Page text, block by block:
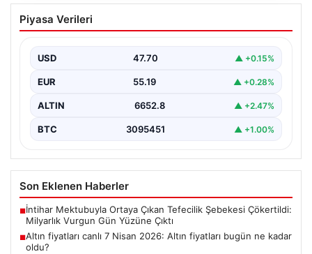
Altın fiyatları canlı 7 Nisan 2026: Altın
fiyatları bugün ne kadar oldu?
Piyasa Verileri
USD 47.70 ▲ +0.15%
EUR 55.19 ▲ +0.28%
ALTIN 6652.8 ▲ +2.47%
BTC 3095451 ▲ +1.00%
Son Eklenen Haberler
■İntihar Mektubuyla Ortaya Çıkan Tefecilik Şebekesi Çökertildi:
Milyarlık Vurgun Gün Yüzüne Çıktı
■Altın fiyatları canlı 7 Nisan 2026: Altın fiyatları bugün ne kadar
oldu?